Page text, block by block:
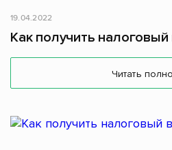
19.04.2022
Как получить
Читать